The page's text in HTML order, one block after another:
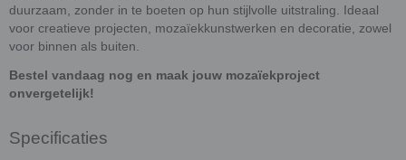
duurzaam, zonder in te boeten op hun stijlvolle uitstraling. Ideaal
voor creatieve projecten, mozaïekkunstwerken en decoratie, zowel
voor binnen als buiten.
Bestel vandaag nog en maak jouw mozaïekproject
onvergetelijk!
Specificaties